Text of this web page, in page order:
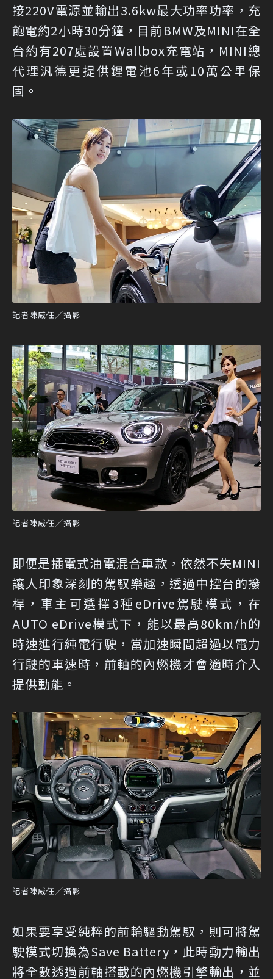
接220V電源並輸出3.6kw最大功率功率，充
飽電約2小時30分鐘，目前BMW及MINI在全
台約有207處設置Wallbox充電站，MINI總
代理汎德更提供鋰電池6年或10萬公里保
固。
記者陳威任／攝影
記者陳威任／攝影
即便是插電式油電混合車款，依然不失MINI
讓人印象深刻的駕馭樂趣，透過中控台的撥
桿，車主可選擇3種eDrive駕駛模式，在
AUTO eDrive模式下，能以最高80km/h的
時速進行純電行駛，當加速瞬間超過以電力
行駛的車速時，前軸的內燃機才會適時介入
提供動能。
記者陳威任／攝影
如果要享受純粹的前輪驅動駕馭，則可將駕
駛模式切換為Save Battery，此時動力輸出
將全數透過前軸搭載的內燃機引擎輸出，並